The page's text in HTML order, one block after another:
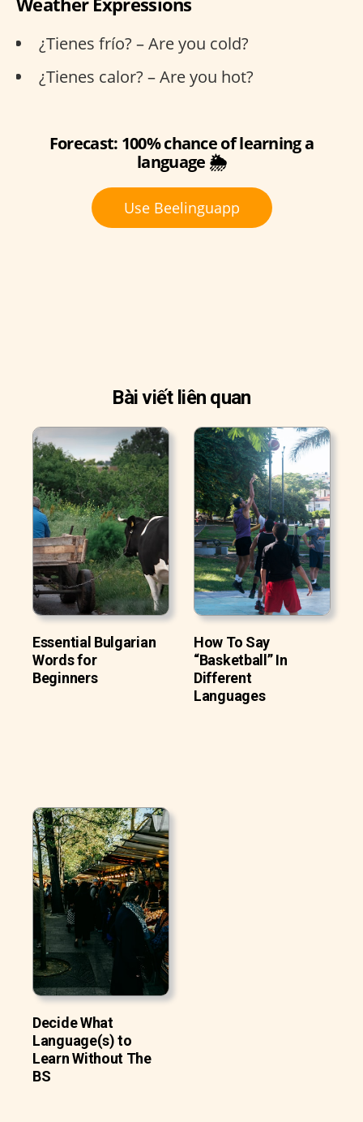
¿Tienes frío? – Are you cold?
¿Tienes calor? – Are you hot?
Forecast: 100% chance of learning a
language 🌦️
Use Beelinguapp
Bài viết liên quan
Essential Bulgarian
Words for
Beginners
How To Say
“Basketball” In
Different
Languages
Decide What
Language(s) to
Learn Without The
BS